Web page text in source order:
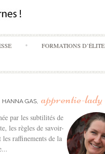
FORMATIONS D’ÉLITE
HANNA GAS, apprentie-lady
par les subtilités de
les règles de savoir-
raffinements de la